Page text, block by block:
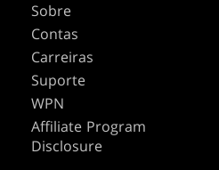
Sobre
Contas
Carreiras
Suporte
WPN
Affiliate Program
Disclosure